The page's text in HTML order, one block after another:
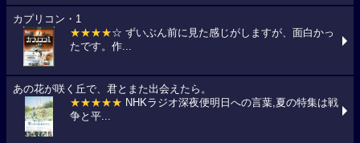
カプリコン・1
★★★★☆ ずいぶん前に見た感じがしますが、面白かっ
たです。作...
あの花が咲く丘で、君とまた出会えたら。
★★★★★ NHKラジオ深夜便明日への言葉,夏の特集は戦
争と平...